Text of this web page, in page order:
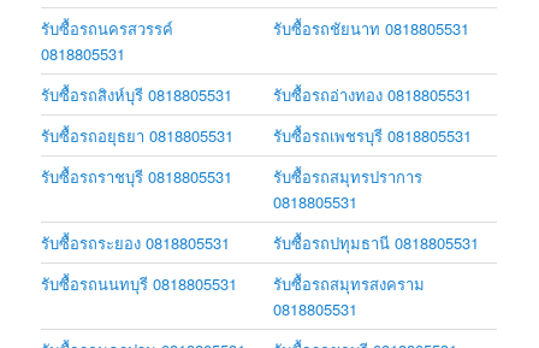
รับซื้อรถนครสวรรค์
0818805531
รับซื้อรถชัยนาท 0818805531
รับซื้อรถสิงห์บุรี 0818805531
รับซื้อรถอ่างทอง 0818805531
รับซื้อรถอยุธยา 0818805531
รับซื้อรถเพชรบุรี 0818805531
รับซื้อรถราชบุรี 0818805531
รับซื้อรถสมุทรปราการ
0818805531
รับซื้อรถระยอง 0818805531
รับซื้อรถปทุมธานี 0818805531
รับซื้อรถนนทบุรี 0818805531
รับซื้อรถสมุทรสงคราม
0818805531